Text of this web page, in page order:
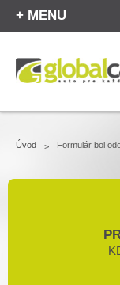
+ MENU
Úvod > Formulár bol